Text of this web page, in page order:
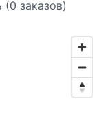
заказов)